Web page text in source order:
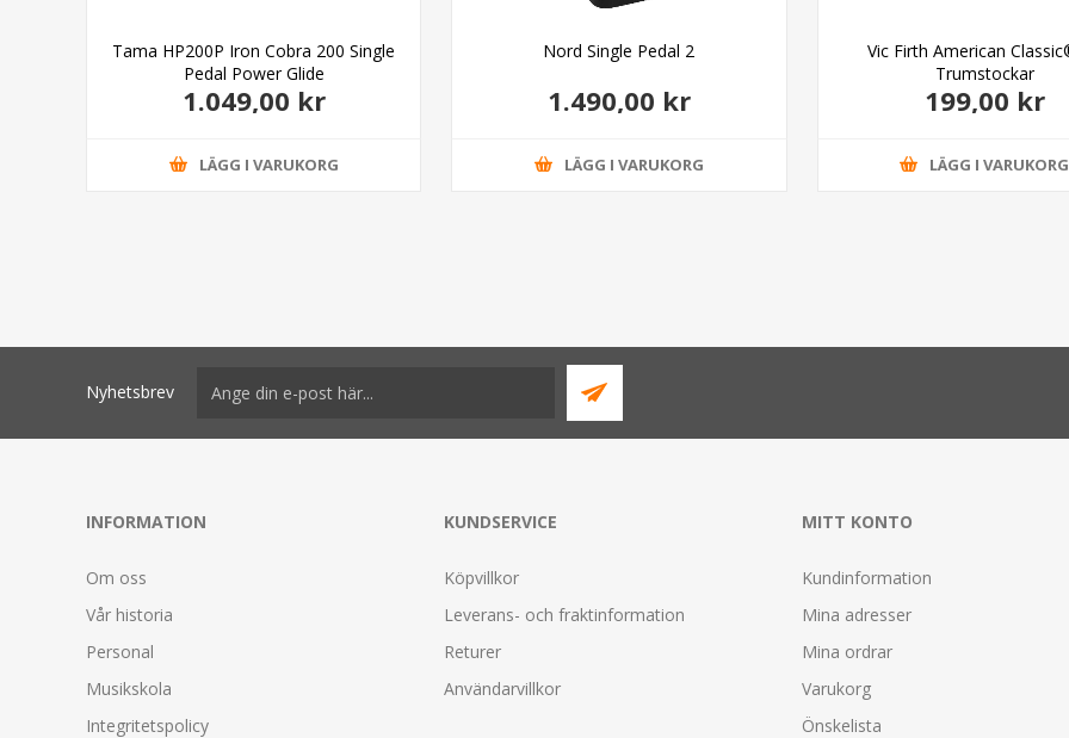
Tama HP200P Iron Cobra 200 Single
Pedal Power Glide
1.049,00 kr
LÄGG I VARUKORG
Nord Single Pedal 2
1.490,00 kr
LÄGG I VARUKORG
Vic Firth American
Trumstockar
199,00 kr
LÄGG I VARUKORG
Nyhetsbrev
INFORMATION
Om oss
Vår historia
Personal
Musikskola
Integritetspolicy
KUNDSERVICE
Köpvillkor
Leverans- och fraktinformation
Returer
Användarvillkor
MITT KONTO
Kundinformation
Mina adresser
Mina ordrar
Varukorg
Önskelista